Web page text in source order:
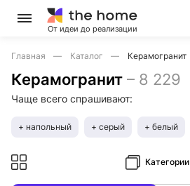
От идеи до реализации
Главная Каталог Керамогранит
Керамогранит – 8 229
Чаще всего спрашивают:
+ напольный + серый + белый
Категории